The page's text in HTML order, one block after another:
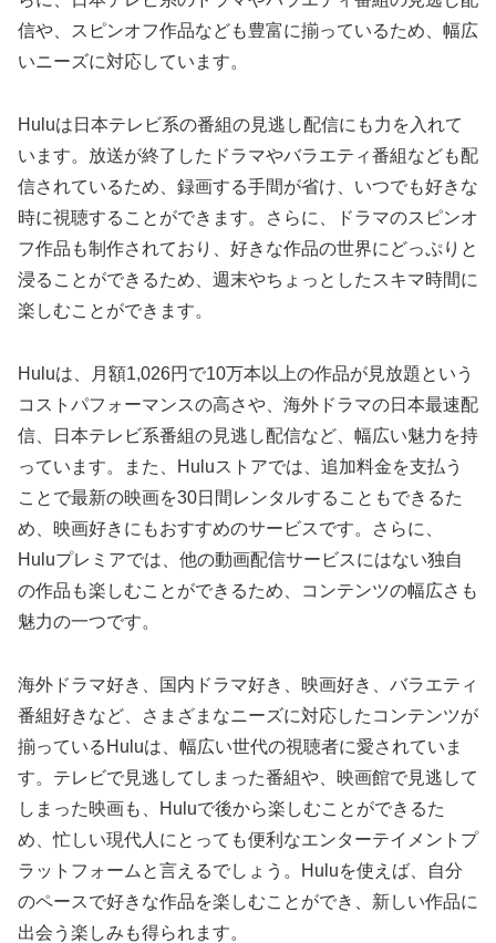
信や、スピンオフ作品なども豊富に揃っているため、幅広
いニーズに対応しています。
Huluは日本テレビ系の番組の見逃し配信にも力を入れて
います。放送が終了したドラマやバラエティ番組なども配
信されているため、録画する手間が省け、いつでも好きな
時に視聴することができます。さらに、ドラマのスピンオ
フ作品も制作されており、好きな作品の世界にどっぷりと
浸ることができるため、週末やちょっとしたスキマ時間に
楽しむことができます。
Huluは、月額1,026円で10万本以上の作品が見放題という
コストパフォーマンスの高さや、海外ドラマの日本最速配
信、日本テレビ系番組の見逃し配信など、幅広い魅力を持
っています。また、Huluストアでは、追加料金を支払う
ことで最新の映画を30日間レンタルすることもできるた
め、映画好きにもおすすめのサービスです。さらに、
Huluプレミアでは、他の動画配信サービスにはない独自
の作品も楽しむことができるため、コンテンツの幅広さも
魅力の一つです。
海外ドラマ好き、国内ドラマ好き、映画好き、バラエティ
番組好きなど、さまざまなニーズに対応したコンテンツが
揃っているHuluは、幅広い世代の視聴者に愛されていま
す。テレビで見逃してしまった番組や、映画館で見逃して
しまった映画も、Huluで後から楽しむことができるた
め、忙しい現代人にとっても便利なエンターテイメントプ
ラットフォームと言えるでしょう。Huluを使えば、自分
のペースで好きな作品を楽しむことができ、新しい作品に
出会う楽しみも得られます。